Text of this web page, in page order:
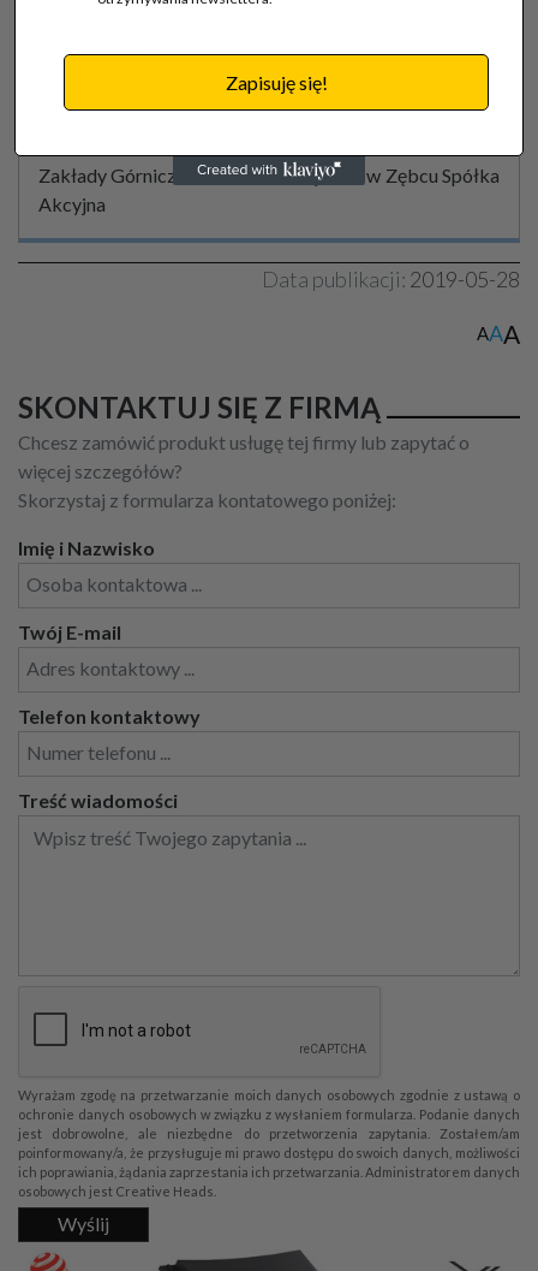
Zakłady Górniczo – Metalowe ZĘBIEC w Zębcu Spółka
Akcyjna
Data publikacji: 2019-05-28
AAA
SKONTAKTUJ SIĘ Z FIRMĄ
Chcesz zamówić produkt usługę tej firmy lub zapytać o
więcej szczegółów?
Skorzystaj z formularza kontatowego poniżej:
Imię i Nazwisko
Twój E-mail
Telefon kontaktowy
Treść wiadomości
Wyrażam zgodę na przetwarzanie moich danych osobowych zgodnie z ustawą o
ochronie danych osobowych w związku z wysłaniem formularza. Podanie danych
jest dobrowolne, ale niezbędne do przetworzenia zapytania. Zostałem/am
poinformowany/a, że przysługuje mi prawo dostępu do swoich danych, możliwości
ich poprawiania, żądania zaprzestania ich przetwarzania. Administratorem danych
osobowych jest Creative Heads.
Wyślij
Zapisuję się!